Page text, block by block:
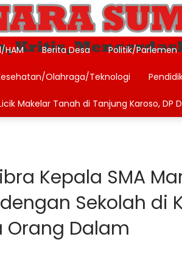
HAM Berita Desa Politik/Parlemen
Olahraga/Teknologi
Makelar Tanah di Tanjung Karoso, DP
Kepala SMA
Sekolah di
Orang Dalam